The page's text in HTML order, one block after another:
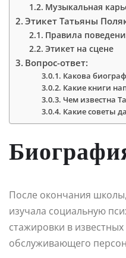
Музыкальная
Этикет Татьяны
Правила
Этикет на сцене
Вопрос-ответ:
Какова
Какие книги
Чем известна
Какие советы
После окончания школы,
изучала социальную
стажировки в
обслуживающего